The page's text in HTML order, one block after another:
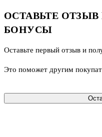
ОСТАВЬТЕ
БОНУСЫ
Оставьте первый отзыв и
Это поможет другим